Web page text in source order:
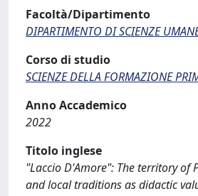
Facoltà/Dipartimento
DIPARTIMENTO DI SCIENZE
Corso di studio
SCIENZE DELLA FORMAZIONE
Anno Accademico
2022
Titolo inglese
"Laccio D'Amore": The territory of
and local traditions as didactic